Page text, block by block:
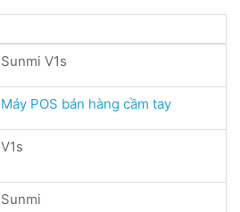
Sunmi V1s
Máy POS bán hàng cầm tay
V1s
Sunmi